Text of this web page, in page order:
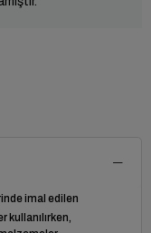
imal edilen